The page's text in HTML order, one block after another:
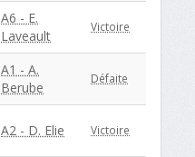
A6 - E.
Laveault
Victoire
A1 - A.
Berube
Défaite
A2 - D. Elie Victoire